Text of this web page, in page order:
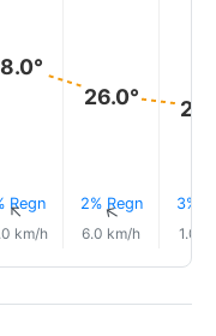
Regn
↑
km/h
26.0°
2% Regn
↑
6.0 km/h
3%
1.0